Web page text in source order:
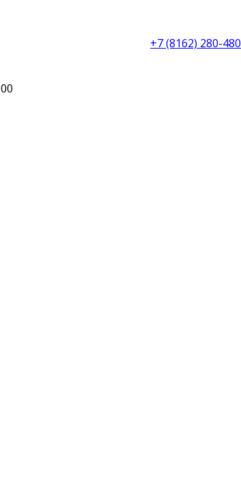
+7 (8162) 280-480